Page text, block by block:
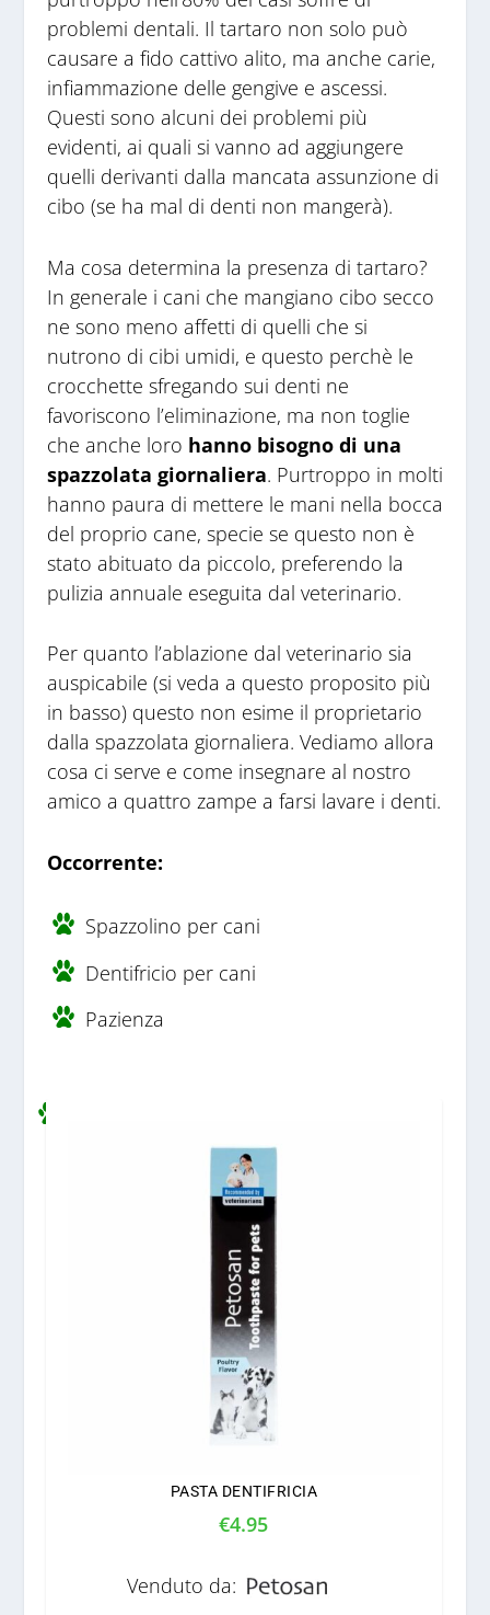
problemi dentali. Il tartaro non solo può
causare a fido cattivo alito, ma anche carie,
infiammazione delle gengive e ascessi.
Questi sono alcuni dei problemi più
evidenti, ai quali si vanno ad aggiungere
quelli derivanti dalla mancata assunzione di
cibo (se ha mal di denti non mangerà).
Ma cosa determina la presenza di tartaro?
In generale i cani che mangiano cibo secco
ne sono meno affetti di quelli che si
nutrono di cibi umidi, e questo perchè le
crocchette sfregando sui denti ne
favoriscono l’eliminazione, ma non toglie
che anche loro hanno bisogno di una
spazzolata giornaliera. Purtroppo in molti
hanno paura di mettere le mani nella bocca
del proprio cane, specie se questo non è
stato abituato da piccolo, preferendo la
pulizia annuale eseguita dal veterinario.
Per quanto l’ablazione dal veterinario sia
auspicabile (si veda a questo proposito più
in basso) questo non esime il proprietario
dalla spazzolata giornaliera. Vediamo allora
cosa ci serve e come insegnare al nostro
amico a quattro zampe a farsi lavare i denti.
Occorrente:
Spazzolino per cani
Dentifricio per cani
Pazienza
PASTA DENTIFRICIA
€4.95
Venduto da: